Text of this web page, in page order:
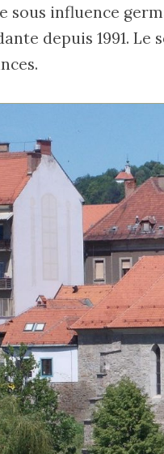
sous influence
depuis 1991.